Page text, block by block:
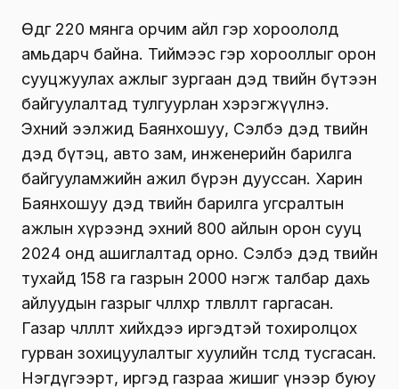
Өдгөө 220 мянга орчим айл гэр хороололд
амьдарч байна. Тиймээс гэр хорооллыг орон
сууцжуулах ажлыг зургаан дэд төвийн бүтээн
байгуулалтад тулгуурлан хэрэгжүүлнэ.
Эхний ээлжид Баянхошуу, Сэлбэ дэд төвийн
дэд бүтэц, авто зам, инженерийн барилга
байгууламжийн ажил бүрэн дууссан. Харин
Баянхошуу дэд төвийн барилга угсралтын
ажлын хүрээнд эхний 800 айлын орон сууц
2024 онд ашиглалтад орно. Сэлбэ дэд төвийн
тухайд 158 га газрын 2000 нэгж талбар дахь
айлуудын газрыг чөлөөлөхөөр төлөвлөлт гаргасан.
Газар чөлөөлөлт хийхдээ иргэдтэй тохиролцох
гурван зохицуулалтыг хуулийн төсөлд тусгасан.
Нэгдүгээрт, иргэд газраа жишиг үнээр буюу